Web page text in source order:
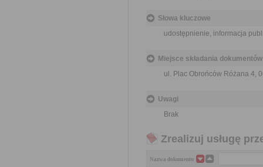
Słowa kluczowe
udostępnienie, informacja
Miejsce składania dokumentów
ul. Plac Obrońców Różana 4,
Uwagi
Brak
Zrealizuj usługę
Nazwa dokumentu